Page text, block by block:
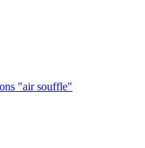
"air souffle"